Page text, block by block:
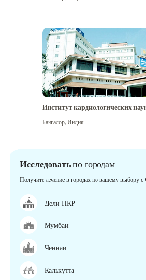
Институт кардиологических
Бангалор,Индия
Исследоватьпо городам
Получите лечение в городах по вашему выбору
Дели НКР
Мумбаи
Ченнаи
Калькутта